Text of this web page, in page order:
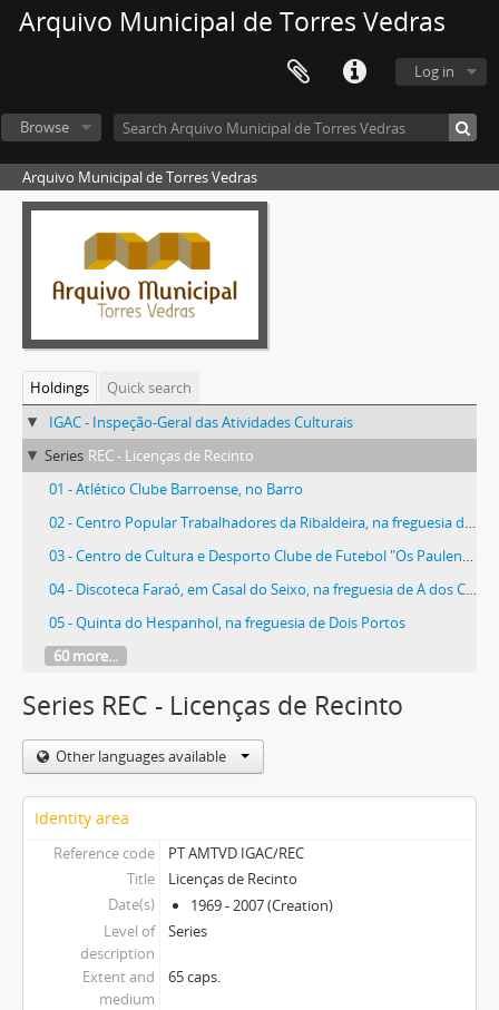
Arquivo Municipal de Torres Vedras
Log in
Browse
Arquivo Municipal de Torres Vedras
Holdings
Quick search
IGAC - Inspeção-Geral das Atividades Culturais
Series REC - Licenças de Recinto
01 - Atlético Clube Barroense, no Barro
05 - Quinta do Hespanhol, na freguesia de Dois Portos
60 more...
Series REC - Licenças de Recinto
Other languages available
Identity area
Reference code
PT AMTVD IGAC/REC
Title
Licenças de Recinto
Date(s)
1969 - 2007 (Creation)
Level of
description
Series
Extent and
medium
65 caps.